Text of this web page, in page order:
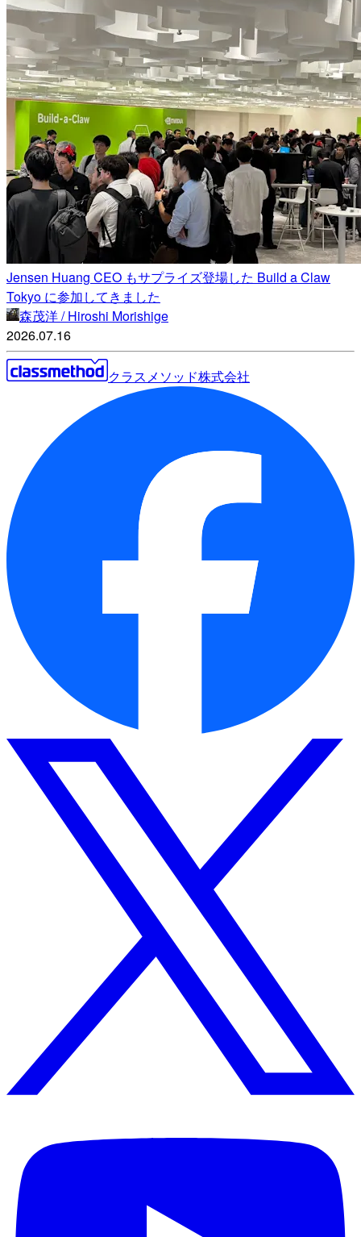
Jensen Huang CEO もサプライズ登場した Build a Claw
Tokyo に参加してきました
森茂洋 / Hiroshi Morishige
2026.07.16
クラスメソッド株式会社